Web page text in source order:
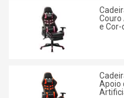
Couro
e Cor-
Apoio